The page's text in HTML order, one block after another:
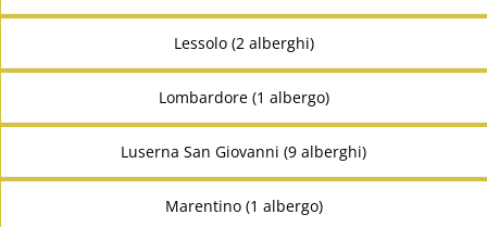
Lessolo (2 alberghi)
Lombardore (1 albergo)
Luserna San Giovanni (9 alberghi)
Marentino (1 albergo)